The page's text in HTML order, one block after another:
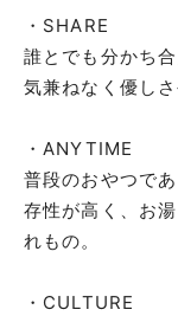
・SHARE
誰とでも分かち
気兼ねなく優し
・ANYTIME
普段のおやつで
存性が高く、お
れもの。
・CULTURE